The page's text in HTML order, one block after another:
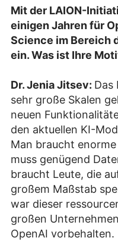
Mit der LAION-
einigen Jahren für
Science im Bereich
ein. Was ist Ihre
Dr. Jenia Jitsev: Das
sehr große Skalen
neuen
den aktuellen KI-
Man braucht
muss genügend
braucht Leute, die
großem Maßstab
war dieser
großen
OpenAI vorbehalten.